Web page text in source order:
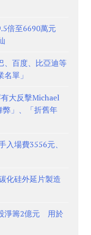
倍至6690萬元
、百度、比亞迪等
單」
大反擊Michael
」、「折舊年
場費3556元、
化硅外延片製造
淨籌2億元 用於